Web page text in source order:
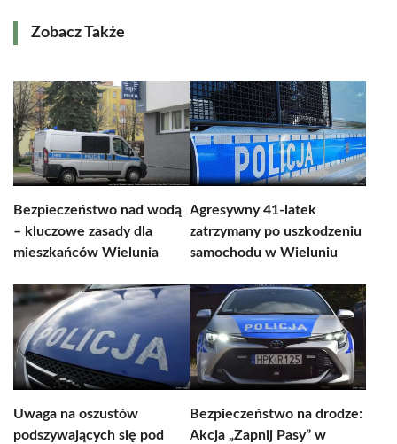
Zobacz Także
Bezpieczeństwo nad wodą
– kluczowe zasady dla
mieszkańców Wielunia
Agresywny 41-latek
zatrzymany po uszkodzeniu
samochodu w Wieluniu
Uwaga na oszustów
podszywających się pod
Bezpieczeństwo na drodze:
Akcja „Zapnij Pasy” w